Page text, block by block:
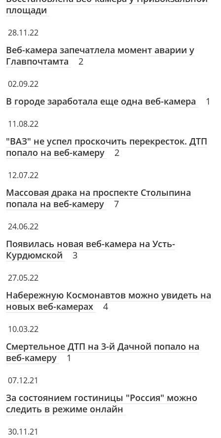
площади
28.11.22
Веб-камера запечатлела момент аварии у
Главпочтамта
2
02.09.22
В городе заработала еще одна веб-камера 1
11.08.22
"ВАЗ" не успел проскочить перекресток. ДТП
попало на веб-камеру
2
12.07.22
Массовая драка на проспекте Столыпина
попала на веб-камеру
7
24.06.22
Появилась новая веб-камера на Усть-
Курдюмской
3
27.05.22
Набережную Космонавтов можно увидеть на
новых веб-камерах
4
10.03.22
Смертельное ДТП на 3-й Дачной попало на
веб-камеру
1
07.12.21
За состоянием гостиницы "Россия" можно
следить в режиме онлайн
30.11.21